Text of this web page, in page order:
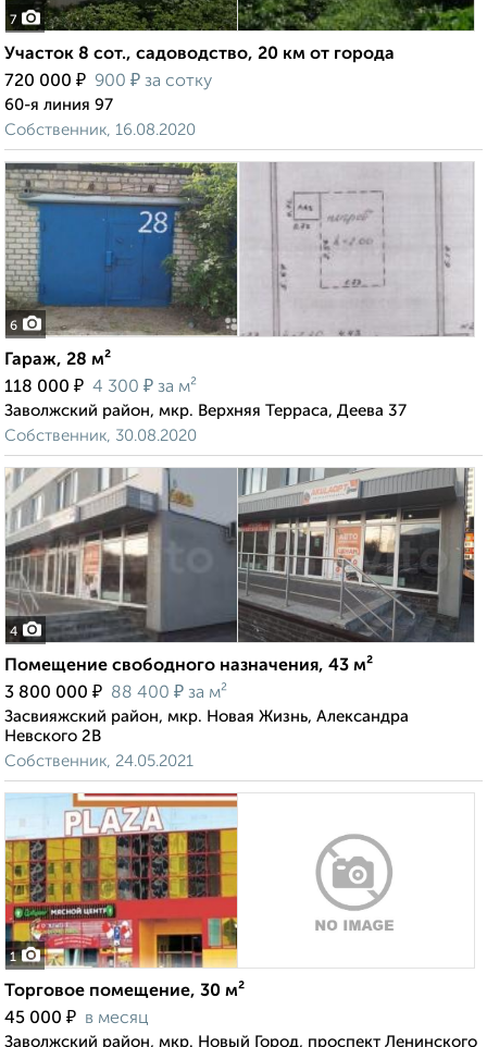
7
Участок 8 сот., садоводство, 20 км от города
720 000 ₽ 900 ₽ за сотку
60-я линия 97
Собственник, 16.08.2020
6
Гараж, 28 м²
118 000 ₽ 4 300 ₽ за м²
Заволжский район, мкр. Верхняя Терраса, Деева 37
Собственник, 30.08.2020
4
Помещение свободного назначения, 43 м²
3 800 000 ₽ 88 400 ₽ за м²
Засвияжский район, мкр. Новая Жизнь, Александра
Невского 2В
Собственник, 24.05.2021
1
Торговое помещение, 30 м²
45 000 ₽ в месяц
Заволжский район, мкр. Новый Город, проспект Ленинского